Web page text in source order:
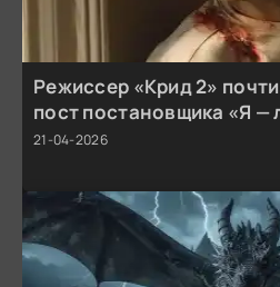
Режиссер «Крид 2»
пост постановщика «Я —
21-04-2026